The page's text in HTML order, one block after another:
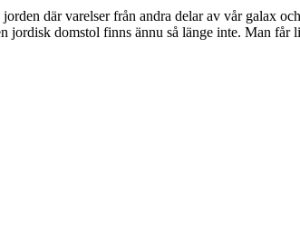
där varelser från andra delar av vår galax
jordisk domstol finns ännu så länge inte. Man